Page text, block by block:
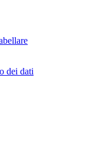
dei dati